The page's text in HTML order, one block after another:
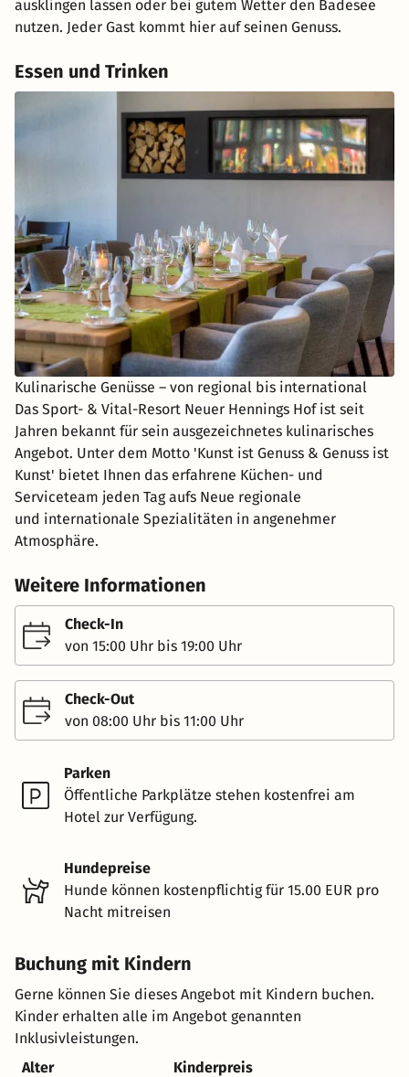
ausklingen lassen oder bei gutem Wetter den Badesee
nutzen. Jeder Gast kommt hier auf seinen Genuss.
Essen und Trinken
Kulinarische Genüsse – von regional bis international
Das Sport- & Vital-Resort Neuer Hennings Hof ist seit
Jahren bekannt für sein ausgezeichnetes kulinarisches
Angebot. Unter dem Motto 'Kunst ist Genuss & Genuss ist
Kunst' bietet Ihnen das erfahrene Küchen- und
Serviceteam jeden Tag aufs Neue regionale
und internationale Spezialitäten in angenehmer
Atmosphäre.
Weitere Informationen
Check-In
von 15:00 Uhr bis 19:00 Uhr
Check-Out
von 08:00 Uhr bis 11:00 Uhr
Parken
Öffentliche Parkplätze stehen kostenfrei am
Hotel zur Verfügung.
Hundepreise
Hunde können kostenpflichtig für 15.00 EUR pro
Nacht mitreisen
Buchung mit Kindern
Gerne können Sie dieses Angebot mit Kindern buchen.
Kinder erhalten alle im Angebot genannten
Inklusivleistungen.
Alter
Kinderpreis